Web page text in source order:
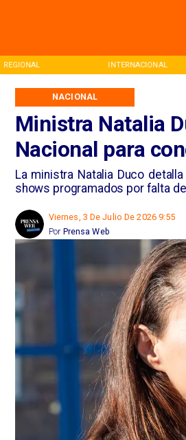
INTERNACIONAL DEPORTES
Ministra Natalia
Nacional para
La ministra Natalia Duco
shows programados por falta
NACIONAL
Viernes, 3 De Julio De 2026 9:55
Prensa Web
Por